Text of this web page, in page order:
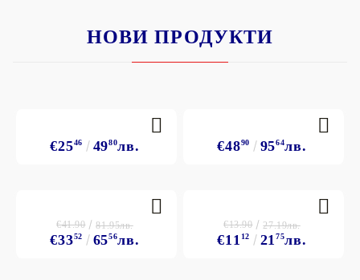
НОВИ ПРОДУКТИ
€2546 4980лв. €4890 9564лв.
€3352 6556лв.
€41.90 81.95лв.
€11 12 2175лв.
€13.90 27.19лв.